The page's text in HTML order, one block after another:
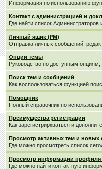
Информация по использованию
Контакт с администрацией и
Где найти список
Личный ящик (PM)
Отправка личных сообщений,
Опции темы
Руководство по доступным опциям,
Поиск тем и сообщений
Как воспользоваться функцией
Помощник
Полный справочник по
Преимущества регистрации
Как зарегистрироваться и
Просмотр активных тем и новых
Где можно просмотреть список
Просмотр информации профиля
Где можно найти контактную